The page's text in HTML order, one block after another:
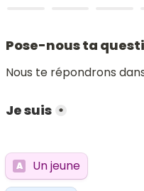
Pose-nous ta
Nous te répondrons
Je suis *
A Un jeune